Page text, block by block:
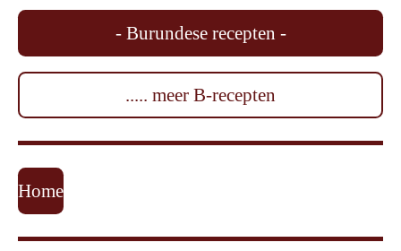
- Burundese recepten -
..... meer B-recepten
Home